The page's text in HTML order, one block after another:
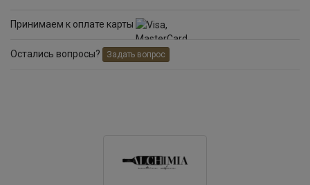
Принимаем к оплате карты
Остались вопросы? Задать вопрос